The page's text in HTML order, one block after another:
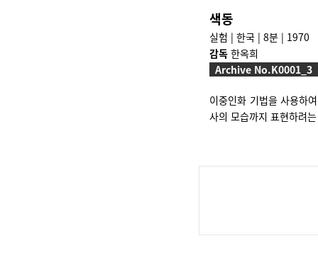
색동
실험 | 한국 | 8분 | 1970
감독 한옥희
Archive No.K0001_3
이중인화 기법을 사용하
사의 모습까지 표현하려